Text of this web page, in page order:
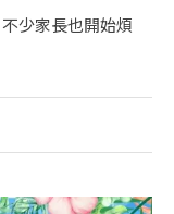
少家長也開始煩